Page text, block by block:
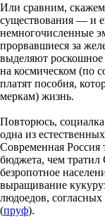
Или сравним,
существования — и
немногочисленные
прорвавшиеся за
выделяют роскошное
на космическом (по
платят пособия,
меркам) жизнь.
Повторюсь,
одна из
Современная Россия
бюджета, чем тратил
безропотное
выращивание
людоедов,
(пруф).